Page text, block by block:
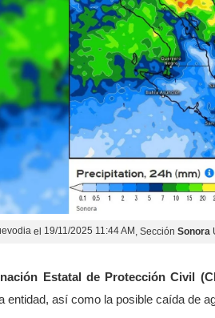
el 19/11/2025 11:44 AM , Sección Sonora
Estatal de Protección Civil
entidad, así como la posible caída de